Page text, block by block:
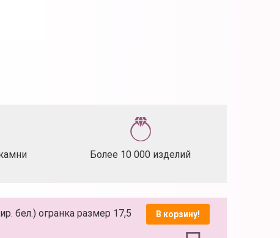
Более 10 000 изделий
бел.) огранка размер 17,5 В корзину!